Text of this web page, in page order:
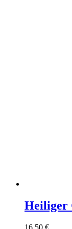
Heiliger
16,50 €